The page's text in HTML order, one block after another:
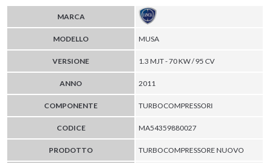
MARCA
MODELLO MUSA
VERSIONE 1.3 MJT - 70 KW / 95 CV
ANNO 2011
COMPONENTE TURBOCOMPRESSORI
CODICE MA54359880027
PRODOTTO TURBOCOMPRESSORE NUOVO